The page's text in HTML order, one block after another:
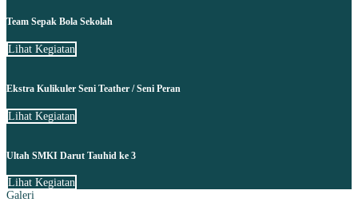
Team Sepak Bola Sekolah
Lihat Kegiatan
Ekstra Kulikuler Seni Teather / Seni Peran
Lihat Kegiatan
Ultah SMKI Darut Tauhid ke 3
Lihat Kegiatan
Galeri